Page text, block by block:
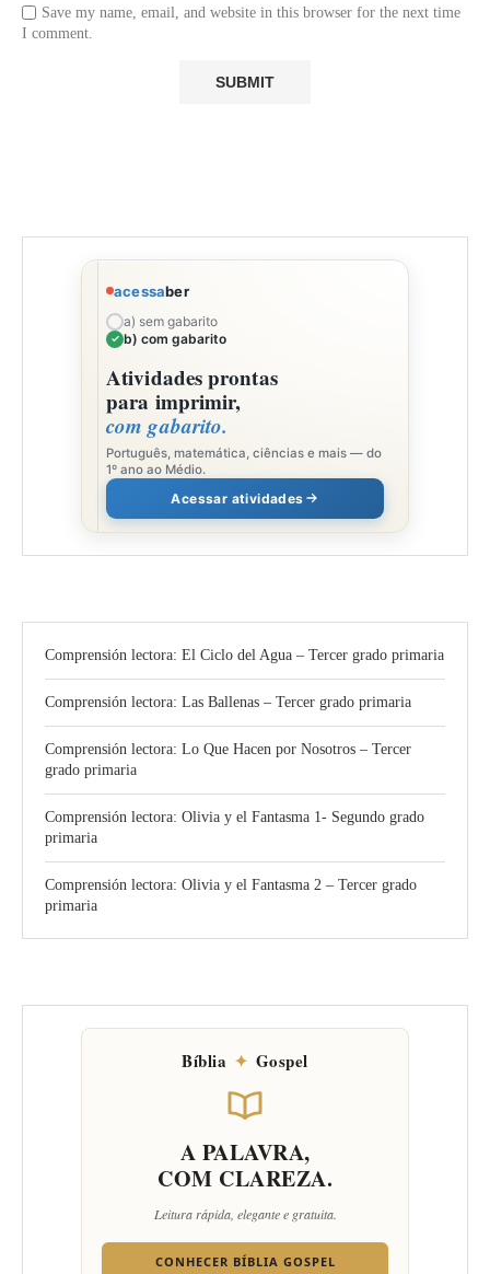
Save my name, email, and website in this browser for the next time
I comment.
acessaber
a) sem gabarito
b) com gabarito
Atividades prontas
para imprimir,
com gabarito.
Português, matemática, ciências e mais — do
1º ano ao Médio.
Acessar atividades
Comprensión lectora: El Ciclo del Agua – Tercer grado primaria
Comprensión lectora: Las Ballenas – Tercer grado primaria
Comprensión lectora: Lo Que Hacen por Nosotros – Tercer
grado primaria
Comprensión lectora: Olivia y el Fantasma 1- Segundo grado
primaria
Comprensión lectora: Olivia y el Fantasma 2 – Tercer grado
primaria
Bíblia ✦ Gospel
A PALAVRA,
COM CLAREZA.
Leitura rápida, elegante e gratuita.
CONHECER BÍBLIA GOSPEL